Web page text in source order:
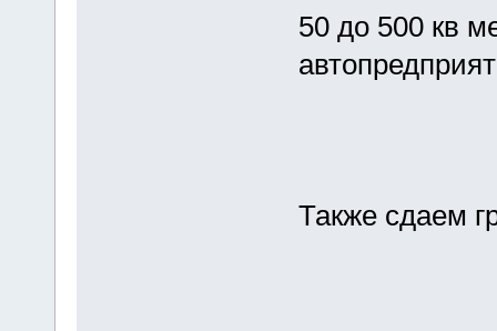
50 до 500 кв
Также сдаем